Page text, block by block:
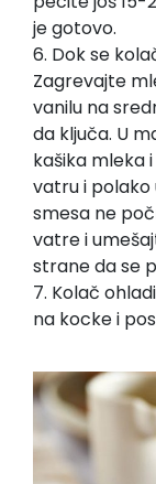
je gotovo.
6. Dok se
Zagrevajte
vanilu na
da ključa. U
kašika mleka
vatru i polako
smesa ne
vatre i
strane da se
7. Kolač
na kocke i